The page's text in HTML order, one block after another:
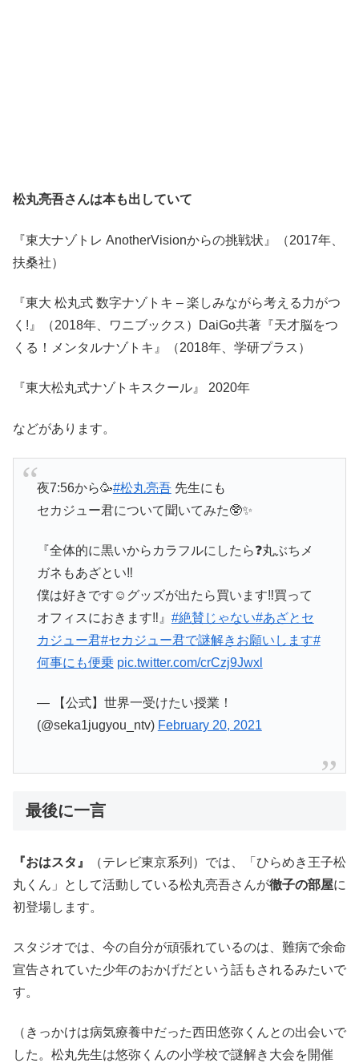
松丸亮吾さんは本も出していて
『東大ナゾトレ AnotherVisionからの挑戦状』（2017年、
扶桑社）
『東大 松丸式 数字ナゾトキ – 楽しみながら考える力がつ
く!』（2018年、ワニブックス）DaiGo共著『天才脳をつ
くる！メンタルナゾトキ』（2018年、学研プラス）
『東大松丸式ナゾトキスクール』 2020年
などがあります。
夜7:56から🥳#松丸亮吾先生にも
セカジュー君について聞いてみた🥸✨
『全体的に黒いからカラフルにしたら❓丸ぶちメ
ガネもあざとい‼️
僕は好きです☺️グッズが出たら買います‼️買って
オフィスにおきます‼️』 #絶賛じゃない#あざとセ
カジュー君#セカジュー君で謎解きお願いします#
何事にも便乗 pic.twitter.com/crCzj9Jwxl
— 【公式】世界一受けたい授業！
(@seka1jugyou_ntv) February 20, 2021
最後に一言
『おはスタ』
（テレビ東京系列）では、「ひらめき王子松
丸くん」として活動している松丸亮吾さんが徹子の部屋に
初登場します。
スタジオでは、今の自分が頑張れているのは、難病で余命
宣告されていた少年のおかげだという話もされるみたいで
す。
（きっかけは病気療養中だった西田悠弥くんとの出会いで
した。松丸先生は悠弥くんの小学校で謎解き大会を開催